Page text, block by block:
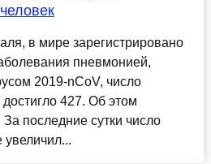
в мире зарегистрировано
пневмонией,
2019-nCoV, число
427. Об этом
последние сутки число
увеличил...